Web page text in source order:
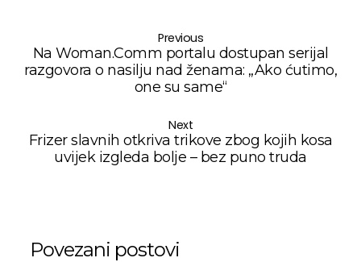
Previous
Na Woman.Comm portalu dostupan serijal
razgovora o nasilju nad ženama: „Ako ćutimo,
one su same“
Next
Frizer slavnih otkriva trikove zbog kojih kosa
uvijek izgleda bolje – bez puno truda
Povezani postovi